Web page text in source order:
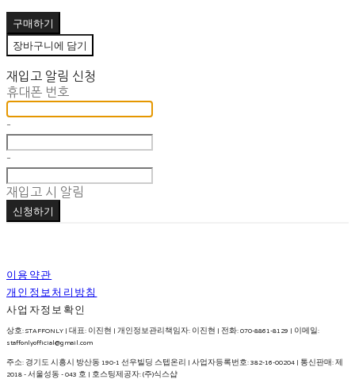
구매하기
장바구니에 담기
재입고 알림 신청
휴대폰 번호
-
-
재입고 시 알림
신청하기
이용약관
개인정보처리방침
사업자정보확인
상호: STAFFONLY | 대표: 이진현 | 개인정보관리책임자: 이진현 | 전화: 070-8861-8129 | 이메일:
staffonlyofficial@gmail.com
주소: 경기도 시흥시 방산동 190-1 선우빌딩 스텝온리 | 사업자등록번호:382-16-00204| 통신판매:제
2018 - 서울성동 - 043 호| 호스팅제공자: (주)식스샵